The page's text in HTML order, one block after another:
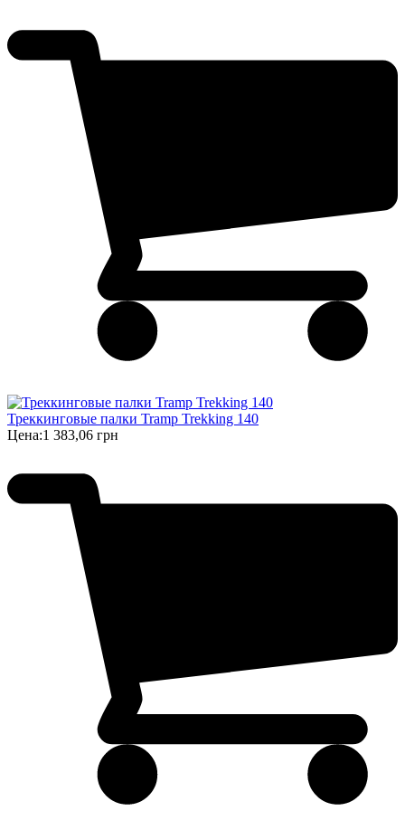
Треккинговые палки Tramp Trekking 140
Цена:1 383,06 грн